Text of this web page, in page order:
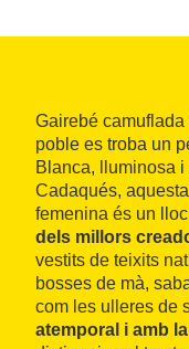
Gairebé camuflada
poble es troba un
Blanca, lluminosa
Cadaqués,
femenina és un
dels millors
vestits de teixits
bosses de mà,
com les ulleres de
atemporal i amb